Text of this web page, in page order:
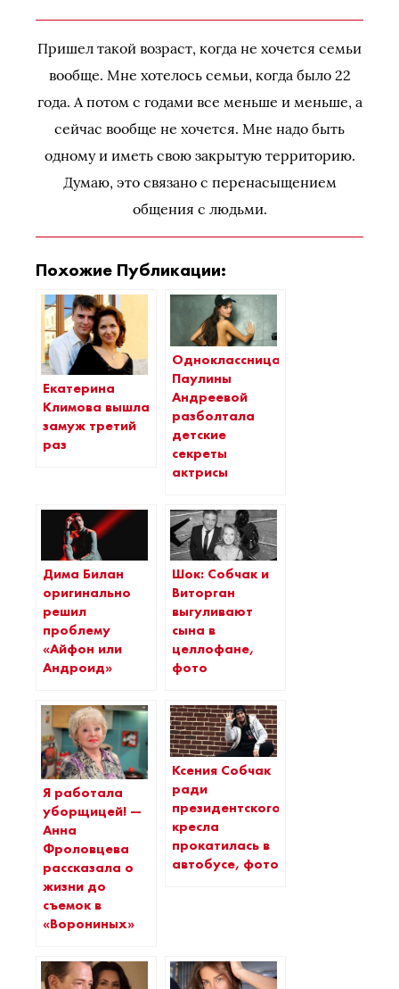
Пришел такой возраст, когда не хочется семьи
вообще. Мне хотелось семьи, когда было 22
года. А потом с годами все меньше и меньше, а
сейчас вообще не хочется. Мне надо быть
одному и иметь свою закрытую территорию.
Думаю, это связано с перенасыщением
общения с людьми.
Похожие Публикации:
Екатерина
Климова вышла
замуж третий
раз
Одноклассница
Паулины
Андреевой
разболтала
детские
секреты
актрисы
Дима Билан
оригинально
решил
проблему
«Айфон или
Андроид»
Шок: Собчак и
Виторган
выгуливают
сына в
целлофане,
фото
Я работала
уборщицей! —
Анна
Фроловцева
рассказала о
жизни до
съемок в
«Ворониных»
Ксения Собчак
ради
президентского
кресла
прокатилась в
автобусе, фото